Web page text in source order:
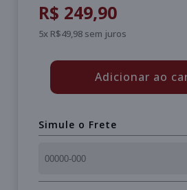
R$ 249,90
5x R$49,98 sem juros
Adicionar ao
Simule o Frete